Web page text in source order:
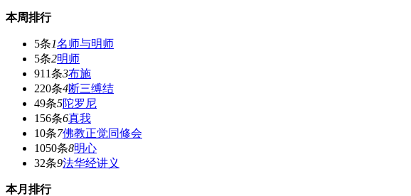
本周排行
5条1名师与明师
5条2明师
911条3布施
220条4断三缚结
49条5陀罗尼
156条6真我
10条7佛教正觉同修会
1050条8明心
32条9法华经讲义
本月排行